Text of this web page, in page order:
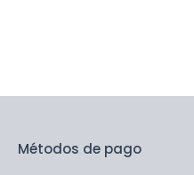
Métodos de pago